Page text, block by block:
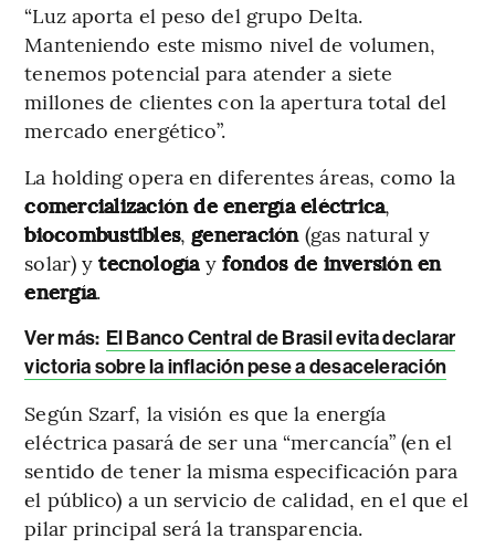
“Luz aporta el peso del grupo Delta.
Manteniendo este mismo nivel de volumen,
tenemos potencial para atender a siete
millones de clientes con la apertura total del
mercado energético”.
La holding opera en diferentes áreas, como la
comercialización de energía eléctrica,
biocombustibles, generación (gas natural y
solar) ytecnología y fondos de inversión en
energía.
Ver más: El Banco Central de Brasil evita declarar
victoria sobre la inflación pese a desaceleración
Según Szarf, la visión es que la energía
eléctrica pasará de ser una “mercancía” (en el
sentido de tener la misma especificación para
el público) a un servicio de calidad, en el que el
pilar principal será la transparencia.